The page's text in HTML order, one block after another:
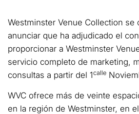
Westminster Venue Collection se
anunciar que ha adjudicado el
proporcionar a Westminster
servicio completo de marketing,
consultas a partir del 1calle
WVC ofrece más de veinte
en la región de Westminster, en